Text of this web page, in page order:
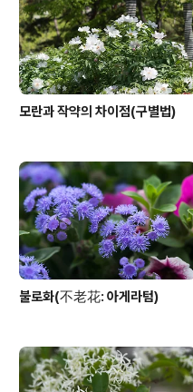
모란과 작약의 차이점(구별법)
불로화(不老花: 아게라텀)